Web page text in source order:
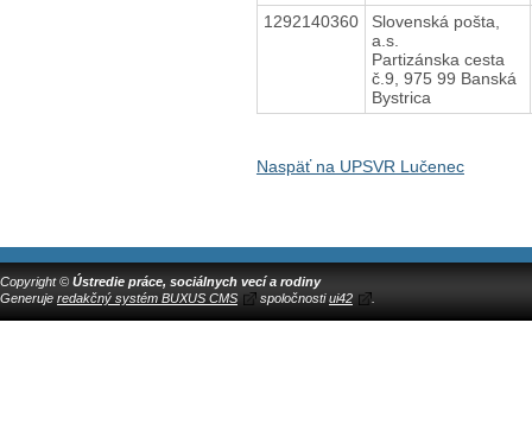
1292140360
Slovenská pošta,
a.s.
Partizánska cesta
č.9, 975 99 Banská
Bystrica
Naspäť na UPSVR Lučenec
Copyright © Ústredie práce, sociálnych vecí a rodiny
Generuje redakčný systém BUXUS CMS spoločnostiui42